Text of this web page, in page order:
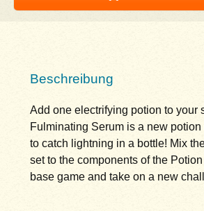
Beschreibung
Add one electrifying potion to your
Fulminating Serum is a new
to catch lightning in a bottle! Mix
set to the components of the
base game and take on a new